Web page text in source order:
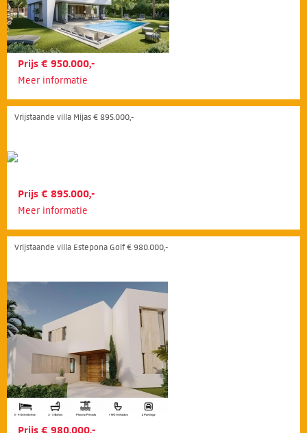
Prijs € 950.000,-
Meer informatie
Vrijstaande villa Mijas € 895.000,-
Prijs € 895.000,-
Meer informatie
Vrijstaande villa Estepona Golf € 980.000,-
Prijs € 980.000,-